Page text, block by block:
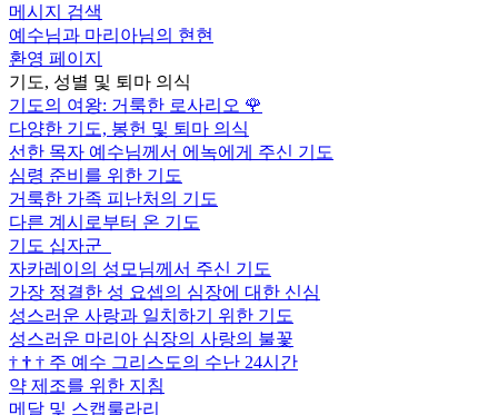
메시지 검색
예수님과 마리아님의 현현
환영 페이지
기도, 성별 및 퇴마 의식
기도의 여왕: 거룩한 로사리오 🌹
다양한 기도, 봉헌 및 퇴마 의식
선한 목자 예수님께서 에녹에게 주신 기도
심령 준비를 위한 기도
거룩한 가족 피난처의 기도
다른 계시로부터 온 기도
기도 십자군
자카레이의 성모님께서 주신 기도
가장 정결한 성 요셉의 심장에 대한 신심
성스러운 사랑과 일치하기 위한 기도
성스러운 마리아 심장의 사랑의 불꽃
† † † 주 예수 그리스도의 수난 24시간
약 제조를 위한 지침
메달 및 스캡룰라리